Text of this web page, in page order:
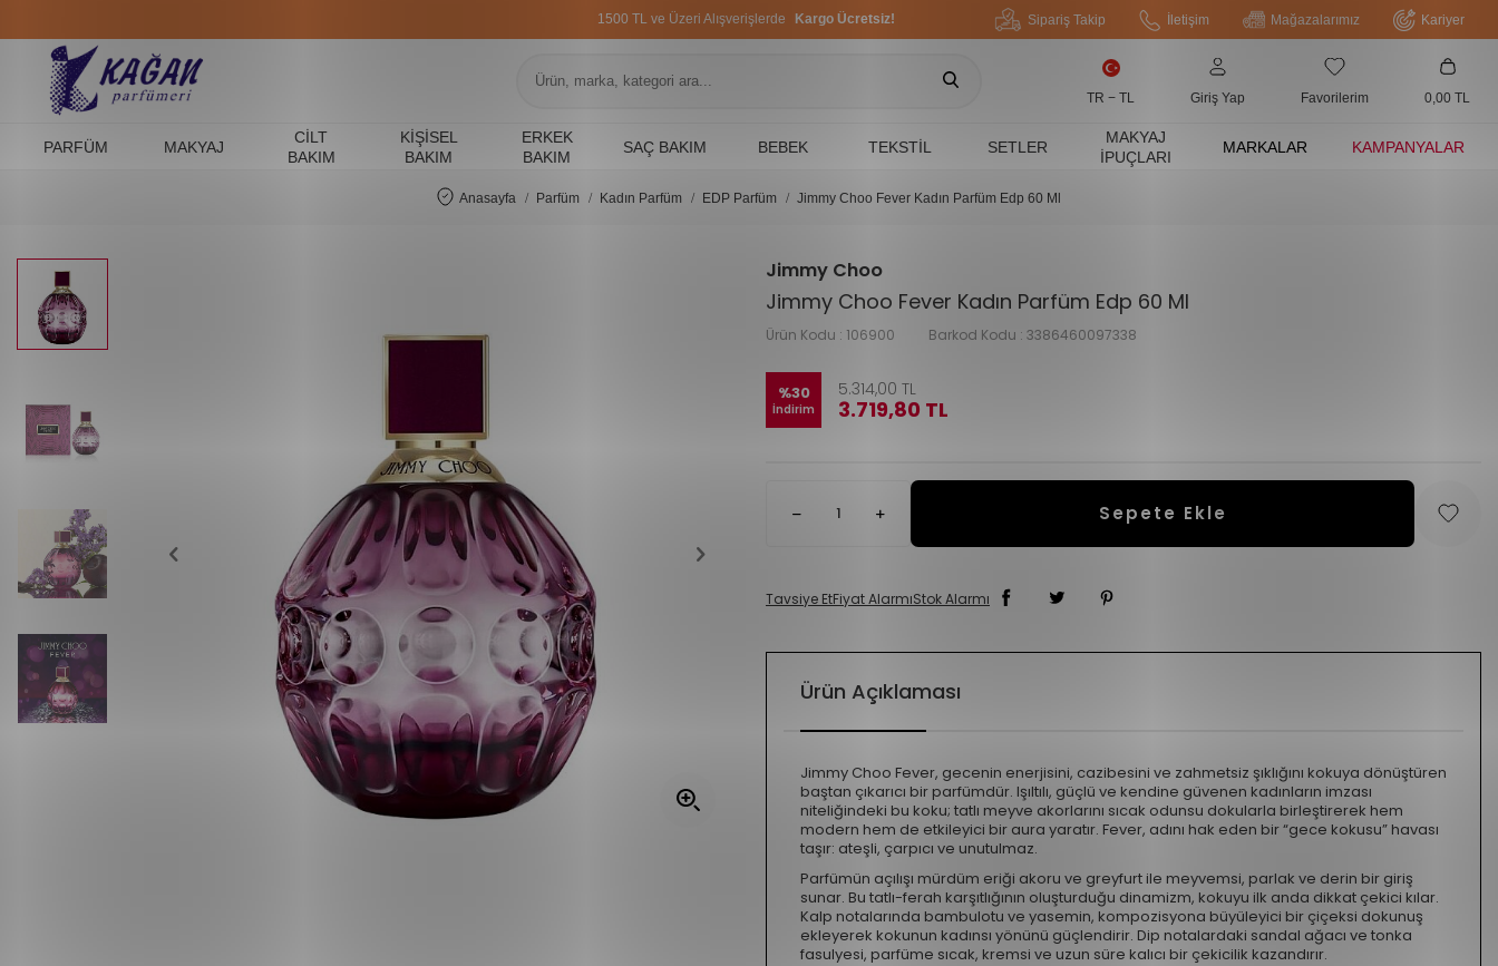
1500 TL ve Üzeri Alışverişlerde Kargo Ücretsiz! Sipariş Takip İletişim Mağazalarımız Kariyer
TR − TL Giriş Yap Favorilerim 0,00 TL
PARFÜM MAKYAJ
CILT
BAKIM
KIŞISEL
BAKIM
ERKEK
BAKIM
SAÇ BAKIM BEBEK TEKSTIL SETLER
MAKYAJ
İPUÇLARI
MARKALAR KAMPANYALAR
Anasayfa Parfüm Kadın Parfüm EDP Parfüm Jimmy Choo Fever Kadın Parfüm Edp 60 Ml
Jimmy Choo
Jimmy Choo Fever Kadın Parfüm Edp 60 Ml
Ürün Kodu : 106900 Barkod Kodu : 3386460097338
%30
İndirim
5.314,00 TL
3.719,80 TL
Sepete Ekle
Tavsiye EtFiyat AlarmıStok Alarmı
Ürün Açıklaması
Jimmy Choo Fever, gecenin enerjisini, cazibesini ve zahmetsiz şıklığını kokuya dönüştüren
baştan çıkarıcı bir parfümdür. Işıltılı, güçlü ve kendine güvenen kadınların imzası
niteliğindeki bu koku; tatlı meyve akorlarını sıcak odunsu dokularla birleştirerek hem
modern hem de etkileyici bir aura yaratır. Fever, adını hak eden bir “gece kokusu” havası
taşır: ateşli, çarpıcı ve unutulmaz.
Parfümün açılışı mür­düm eriği akoru ve greyfurt ile meyvemsi, parlak ve derin bir giriş
sunar. Bu tatlı-ferah karşıtlığının oluşturduğu dinamizm, kokuyu ilk anda dikkat çekici kılar.
Kalp notalarında bambulotu ve yasemin, kompozisyona büyüleyici bir çiçeksi dokunuş
ekleyerek kokunun kadınsı yönünü güçlendirir. Dip notalardaki sandal ağacı ve tonka
fasulyesi, parfüme sıcak, kremsi ve uzun süre kalıcı bir çekicilik kazandırır.